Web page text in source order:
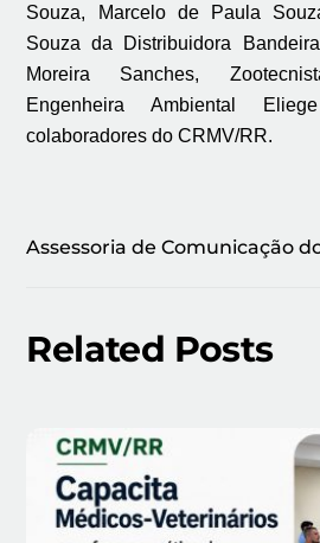
Souza, Marcelo de Paula
Souza da Distribuidora
Moreira Sanches,
Engenheira Ambiental
colaboradores do CRMV/RR.
Assessoria de Comunicação
Related Posts